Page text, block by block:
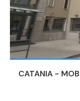
CATANIA -